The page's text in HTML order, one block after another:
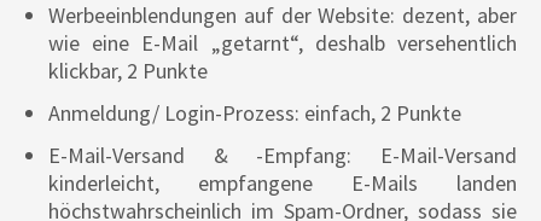
Werbeeinblendungen auf der Website: dezent, aber
wie eine E-Mail „getarnt“, deshalb versehentlich
klickbar, 2 Punkte
Anmeldung/ Login-Prozess: einfach, 2 Punkte
E-Mail-Versand & -Empfang: E-Mail-Versand
kinderleicht, empfangene E-Mails landen
höchstwahrscheinlich im Spam-Ordner, sodass sie